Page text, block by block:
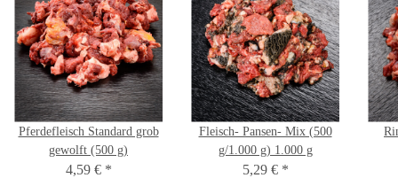
Pferdefleisch Standard grob
gewolft (500 g)
4,59 € *
Fleisch- Pansen- Mix (500
g/1.000 g) 1.000 g
5,29 € *